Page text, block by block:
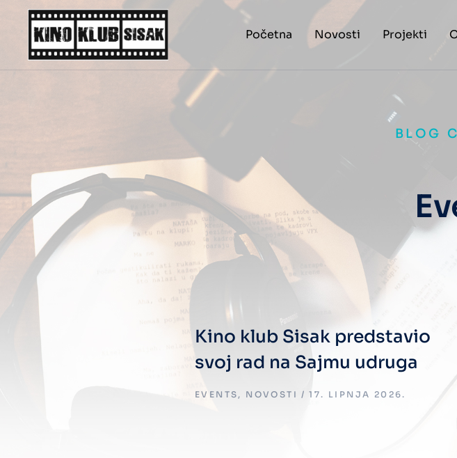
Početna Novosti Projekti
BLOG
Kino klub Sisak predstavio
svoj rad na Sajmu udruga
EVENTS , NOVOSTI 17. LIPNJA 2026.